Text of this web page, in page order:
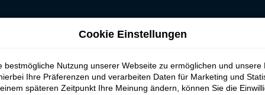
Cookie Einstellungen
bestmögliche Nutzung unserer Webseite zu ermöglichen und unsere
Ihre Präferenzen und verarbeiten Daten für Marketing und
späteren Zeitpunkt Ihre Meinung ändern, können Sie die